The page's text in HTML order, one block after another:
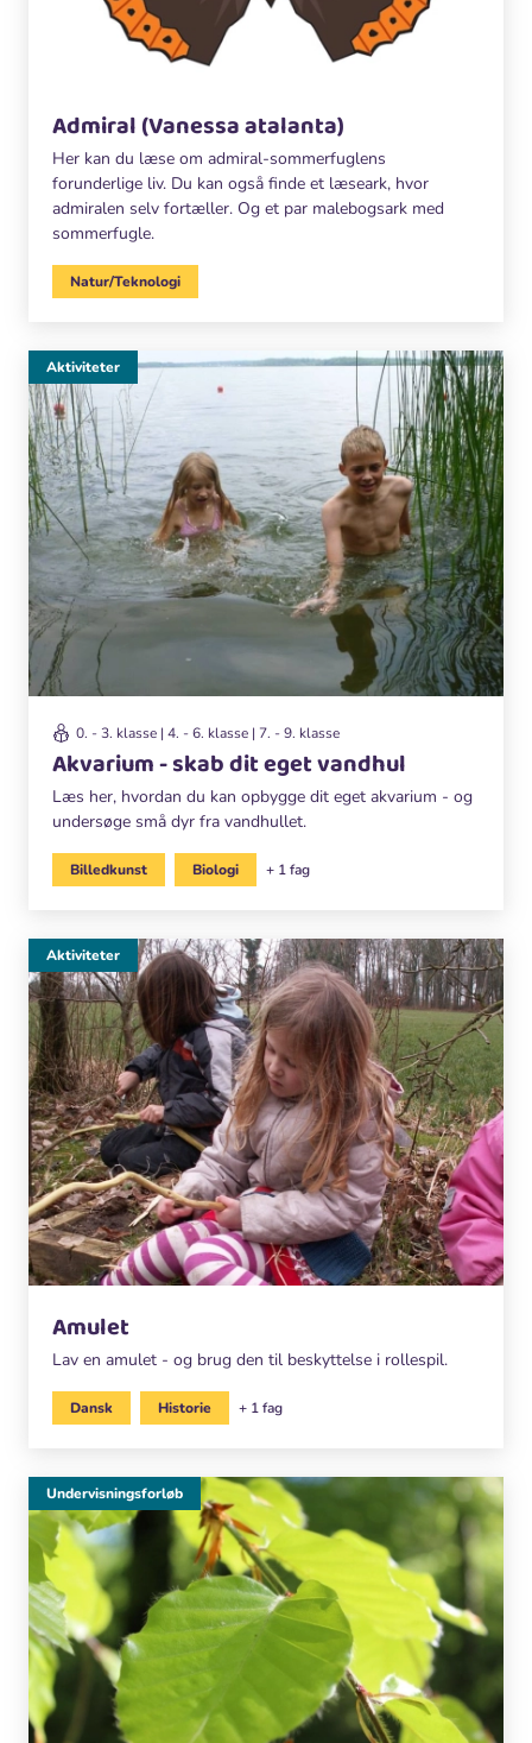
Admiral (Vanessa atalanta)
Her kan du læse om admiral-sommerfuglens
forunderlige liv. Du kan også finde et læseark, hvor
admiralen selv fortæller. Og et par malebogsark med
sommerfugle.
Natur/Teknologi
0. - 3. klasse | 4. - 6. klasse | 7. - 9. klasse
Akvarium - skab dit eget vandhul
Læs her, hvordan du kan opbygge dit eget akvarium - og
undersøge små dyr fra vandhullet.
Aktiviteter
Billedkunst Biologi + 1 fag
Amulet
Lav en amulet - og brug den til beskyttelse i rollespil.
Aktiviteter
Dansk Historie + 1 fag
Undervisningsforløb